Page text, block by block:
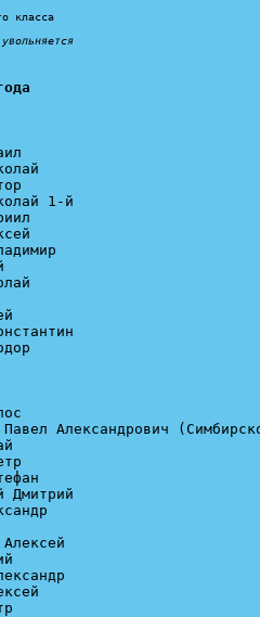
класса
увольняется
1-й
Павел Александрович
Дмитрий